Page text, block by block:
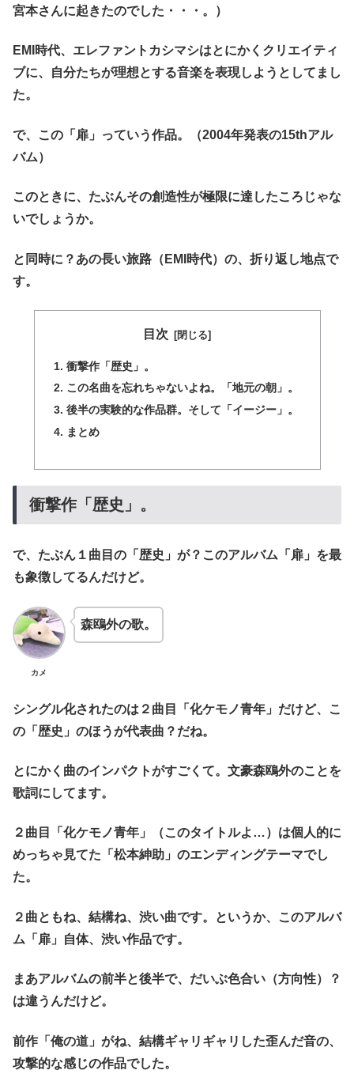
宮本さんに起きたのでした・・・。）
EMI時代、エレファントカシマシはとにかくクリエイティ
ブに、自分たちが理想とする音楽を表現しようとしてまし
た。
で、この「扉」っていう作品。（2004年発表の15thアル
バム）
このときに、たぶんその創造性が極限に達したころじゃな
いでしょうか。
と同時に？あの長い旅路（EMI時代）の、折り返し地点で
す。
目次
衝撃作「歴史」。
この名曲を忘れちゃないよね。「地元の朝」。
後半の実験的な作品群。そして「イージー」。
まとめ
衝撃作「歴史」。
で、たぶん１曲目の「歴史」が？このアルバム「扉」を最
も象徴してるんだけど。
カメ
森鴎外の歌。
シングル化されたのは２曲目「化ケモノ青年」だけど、こ
の「歴史」のほうが代表曲？だね。
とにかく曲のインパクトがすごくて。文豪森鴎外のことを
歌詞にしてます。
２曲目「化ケモノ青年」（このタイトルよ…）は個人的に
めっちゃ見てた「松本紳助」のエンディングテーマでし
た。
２曲ともね、結構ね、渋い曲です。というか、このアルバ
ム「扉」自体、渋い作品です。
まあアルバムの前半と後半で、だいぶ色合い（方向性）？
は違うんだけど。
前作「俺の道」がね、結構ギャリギャリした歪んだ音の、
攻撃的な感じの作品でした。